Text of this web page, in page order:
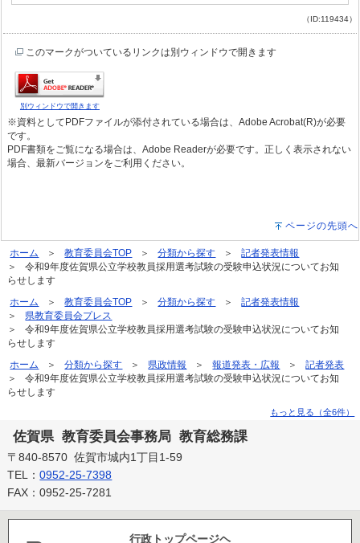
（ID:119434）
このマークがついているリンクは別ウィンドウで開きます
別ウィンドウで開きます
※資料としてPDFファイルが添付されている場合は、Adobe Acrobat(R)が必要
です。
PDF書類をご覧になる場合は、Adobe Readerが必要です。正しく表示されない
場合、最新バージョンをご利用ください。
ページの先頭へ
ホーム 教育委員会TOP 分類から探す
記者発表情報
令和9年度佐賀県公立学校教員採用選考試験の受験申込状況についてお知
らせします
ホーム
教育委員会TOP 分類から探す
記者発表情報
県教育委員会プレス
令和9年度佐賀県公立学校教員採用選考試験の受験申込状況についてお知
らせします
ホーム
分類から探す 県政情報 報道発表・広報
記者発表
令和9年度佐賀県公立学校教員採用選考試験の受験申込状況についてお知
らせします
もっと見る（全6件）
佐賀県 教育委員会事務局 教育総務課
〒840-8570 佐賀市城内1丁目1-59
TEL：0952-25-7398
FAX：0952-25-7281
行政トップページヘ